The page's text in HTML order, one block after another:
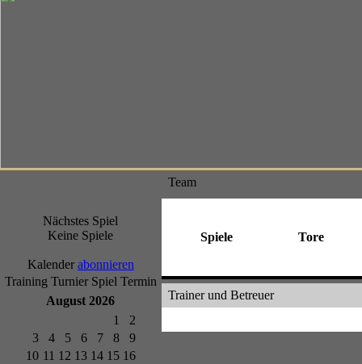
Nächstes Spiel
Keine Spiele
Kalender abonnieren
Training Turnier Spiel Termin
August 2026
1
2
3
4 5 6 7 8
9
10 11 12 13 14 15 16
Team
Spiele Tore
Trainer und Betreuer